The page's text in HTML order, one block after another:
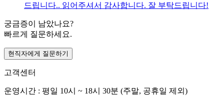
드립니다.. 읽어주셔서 감사합니다. 잘 부탁드립니다!
궁금증이 남았나요?
빠르게 질문하세요.
현직자에게 질문하기
고객센터
운영시간 : 평일 10시 ~ 18시 30분 (주말, 공휴일 제외)